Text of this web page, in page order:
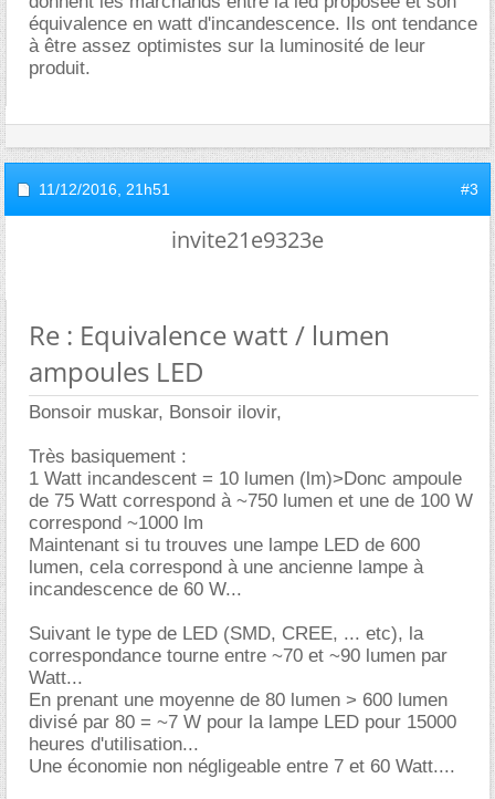
équivalence en watt d'incandescence. Ils ont tendance
à être assez optimistes sur la luminosité de leur
produit.
11/12/2016, 21h51 #3
invite21e9323e
Re : Equivalence watt / lumen
ampoules LED
Bonsoir muskar, Bonsoir ilovir,
Très basiquement :
1 Watt incandescent = 10 lumen (lm)>Donc ampoule
de 75 Watt correspond à ~750 lumen et une de 100 W
correspond ~1000 lm
Maintenant si tu trouves une lampe LED de 600
lumen, cela correspond à une ancienne lampe à
incandescence de 60 W...
Suivant le type de LED (SMD, CREE, ... etc), la
correspondance tourne entre ~70 et ~90 lumen par
Watt...
En prenant une moyenne de 80 lumen > 600 lumen
divisé par 80 = ~7 W pour la lampe LED pour 15000
heures d'utilisation...
Une économie non négligeable entre 7 et 60 Watt....